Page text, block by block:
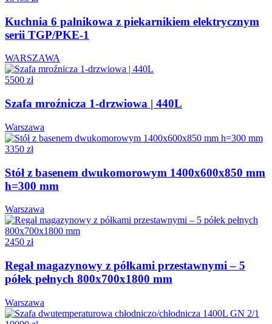
Kuchnia 6 palnikowa z piekarnikiem elektrycznym
serii TGP/PKE-1
WARSZAWA
5500 zł
Szafa mroźnicza 1-drzwiowa | 440L
Warszawa
3350 zł
Stół z basenem dwukomorowym 1400x600x850 mm
h=300 mm
Warszawa
2450 zł
Regał magazynowy z półkami przestawnymi – 5
półek pełnych 800x700x1800 mm
Warszawa